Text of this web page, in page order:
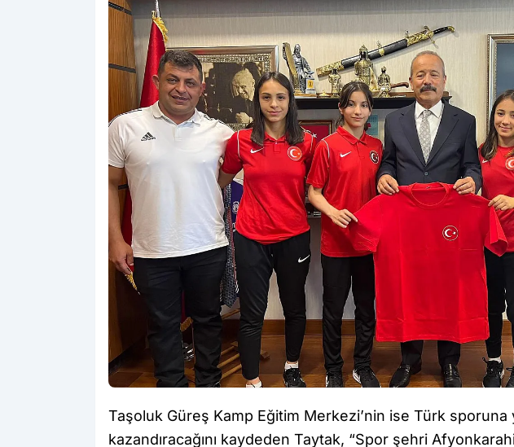
Taşoluk Güreş Kamp Eğitim Merkezi’nin ise Türk sporuna
kazandıracağını kaydeden Taytak, “Spor şehri